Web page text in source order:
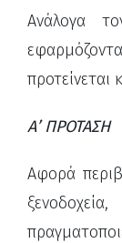
Ανάλογα
προτείνεται
Α’ ΠΡΟΤΑΣΗ
Αφορά